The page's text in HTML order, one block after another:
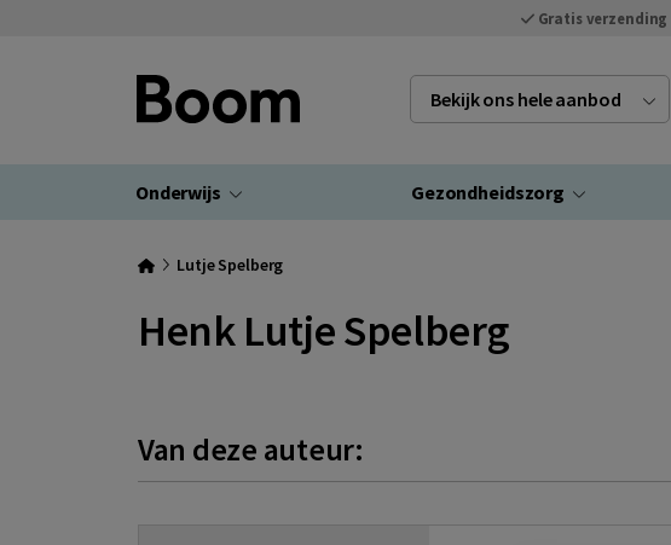
Gratis verzending
Bekijk ons hele aanbod
Onderwijs Gezondheidszorg
Lutje Spelberg
Henk Lutje Spelberg
Van deze auteur: